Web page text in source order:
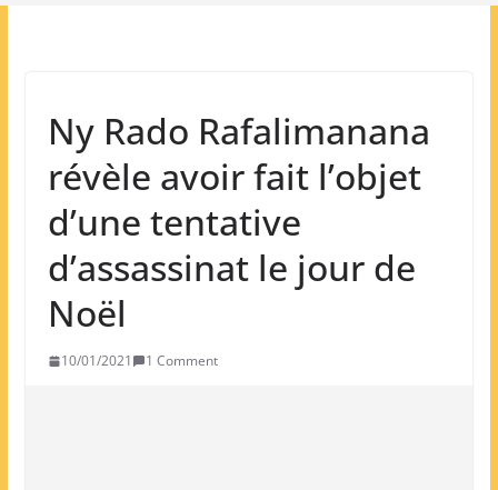
Ny Rado Rafalimanana
révèle avoir fait l’objet
d’une tentative
d’assassinat le jour de
Noël
10/01/2021 1 Comment